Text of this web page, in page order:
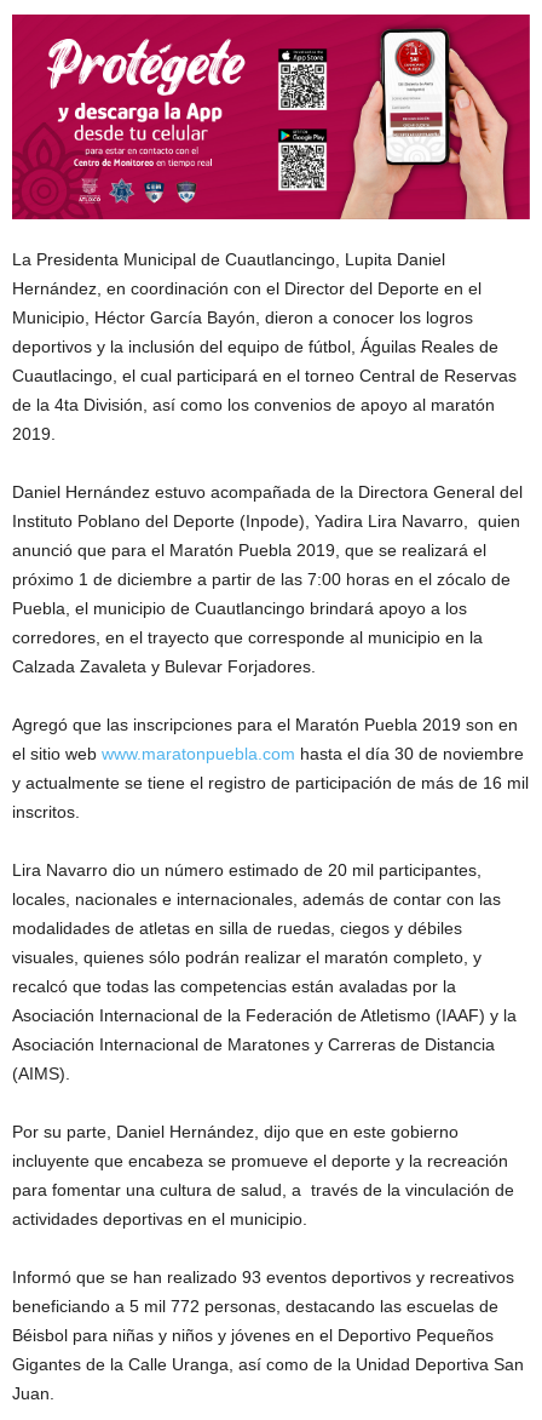
La Presidenta Municipal de Cuautlancingo, Lupita Daniel
Hernández, en coordinación con el Director del Deporte en el
Municipio, Héctor García Bayón, dieron a conocer los logros
deportivos y la inclusión del equipo de fútbol, Águilas Reales de
Cuautlacingo, el cual participará en el torneo Central de Reservas
de la 4ta División, así como los convenios de apoyo al maratón
2019.
Daniel Hernández estuvo acompañada de la Directora General del
Instituto Poblano del Deporte (Inpode), Yadira Lira Navarro, quien
anunció que para el Maratón Puebla 2019, que se realizará el
próximo 1 de diciembre a partir de las 7:00 horas en el zócalo de
Puebla, el municipio de Cuautlancingo brindará apoyo a los
corredores, en el trayecto que corresponde al municipio en la
Calzada Zavaleta y Bulevar Forjadores.
Agregó que las inscripciones para el Maratón Puebla 2019 son en
el sitio web www.maratonpuebla.com hasta el día 30 de noviembre
y actualmente se tiene el registro de participación de más de 16 mil
inscritos.
Lira Navarro dio un número estimado de 20 mil participantes,
locales, nacionales e internacionales, además de contar con las
modalidades de atletas en silla de ruedas, ciegos y débiles
visuales, quienes sólo podrán realizar el maratón completo, y
recalcó que todas las competencias están avaladas por la
Asociación Internacional de la Federación de Atletismo (IAAF) y la
Asociación Internacional de Maratones y Carreras de Distancia
(AIMS).
Por su parte, Daniel Hernández, dijo que en este gobierno
incluyente que encabeza se promueve el deporte y la recreación
para fomentar una cultura de salud, a través de la vinculación de
actividades deportivas en el municipio.
Informó que se han realizado 93 eventos deportivos y recreativos
beneficiando a 5 mil 772 personas, destacando las escuelas de
Béisbol para niñas y niños y jóvenes en el Deportivo Pequeños
Gigantes de la Calle Uranga, así como de la Unidad Deportiva San
Juan.